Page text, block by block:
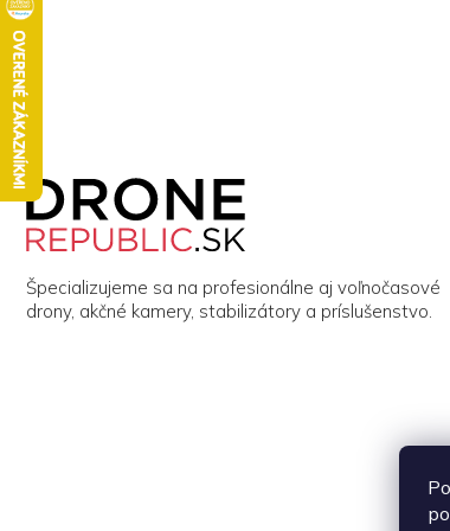
p
Špecializujeme sa na profesionálne aj voľnočasové
drony, akčné kamery, stabilizátory a príslušenstvo.